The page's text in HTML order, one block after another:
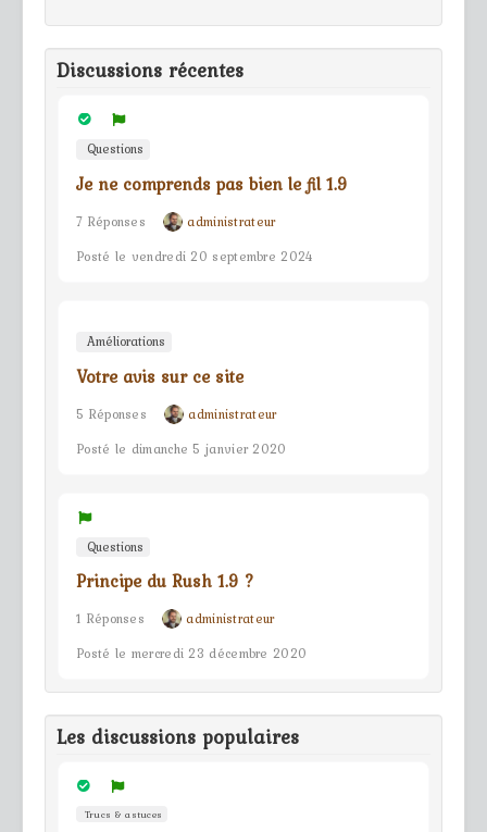
Discussions récentes
Questions
Je ne comprends pas bien le fil 1.9
7 Réponses
administrateur
Posté le vendredi 20 septembre 2024
Améliorations
Votre avis sur ce site
5 Réponses
administrateur
Posté le dimanche 5 janvier 2020
Questions
Principe du Rush 1.9 ?
1 Réponses
administrateur
Posté le mercredi 23 décembre 2020
Les discussions populaires
Trucs & astuces